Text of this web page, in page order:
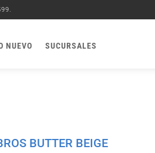
NUEVO SUCURSALES
BUTTER BEIGE